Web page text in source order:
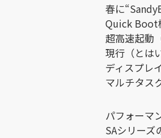
春に
Quick Boot
超高速起動
現行（とは
ディスプレ
マルチタス
パフォーマ
SAシリーズ